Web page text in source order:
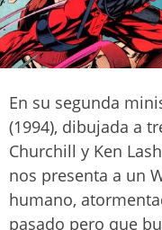
En su segunda
(1994), dibujada a
Churchill y Ken
nos presenta a un
humano,
pasado pero que